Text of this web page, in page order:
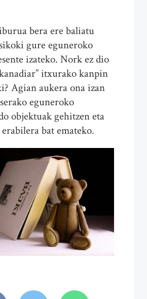
bera ere baliatu
gure eguneroko
izateko. Nork ez dio
itxurako kanpin
Agian aukera ona izan
eguneroko
objektuak gehitzen eta
bat emateko.